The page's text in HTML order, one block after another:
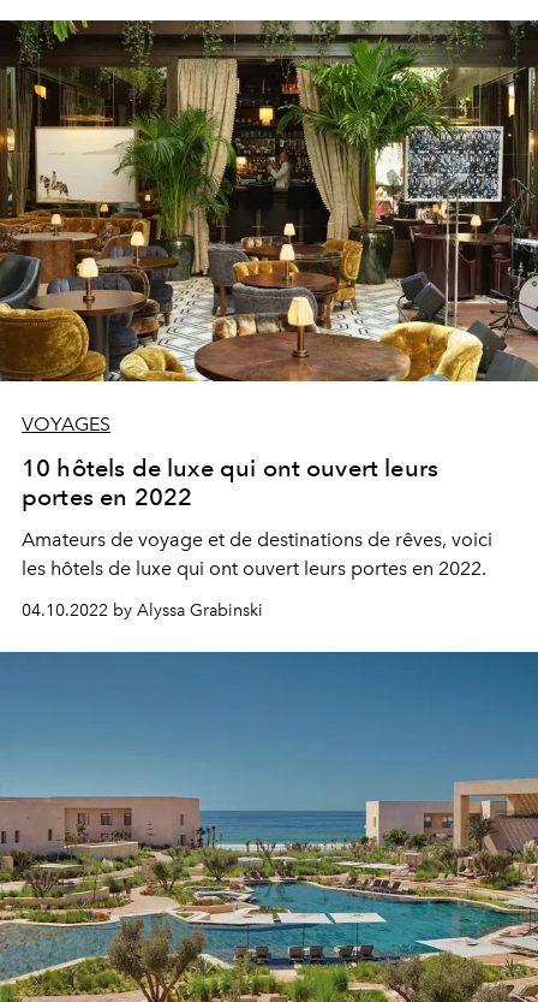
VOYAGES
10 hôtels de luxe qui ont ouvert leurs
portes en 2022
Amateurs de voyage et de destinations de rêves, voici
les hôtels de luxe qui ont ouvert leurs portes en 2022.
04.10.2022 by Alyssa Grabinski